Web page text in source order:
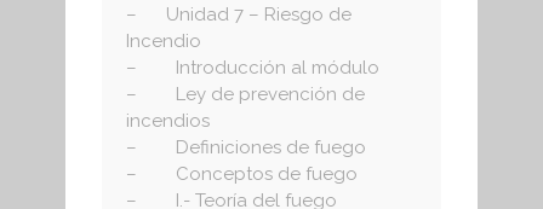
– Unidad 7 – Riesgo de
Incendio
– Introducción al módulo
– Ley de prevención de
incendios
– Definiciones de fuego
– Conceptos de fuego
– I.- Teoría del fuego